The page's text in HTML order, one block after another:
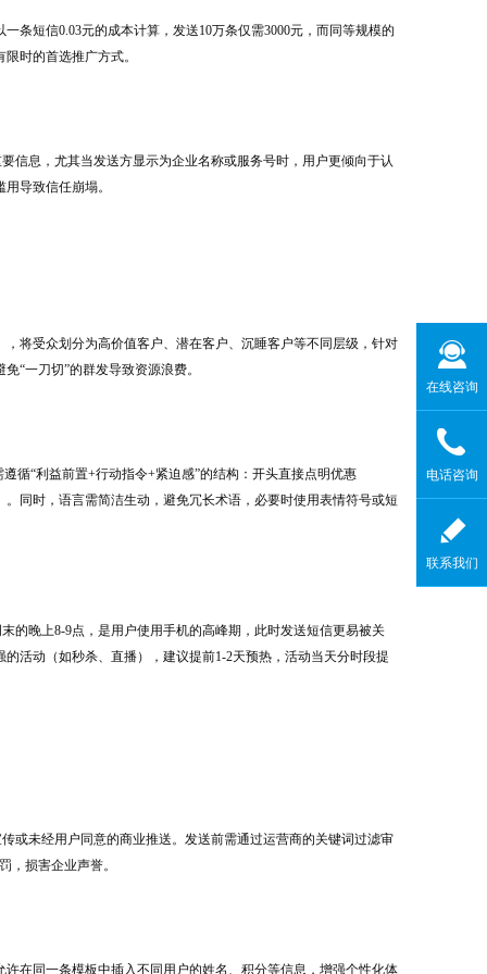
条短信0.03元的成本计算，发送10万条仅需3000元，而同等规模的
时的首选推广方式。
信息，尤其当发送方显示为企业名称或服务号时，用户更倾向于认
导致信任崩塌。
将受众划分为高价值客户、潜在客户、沉睡客户等不同层级，针对
“一刀切”的群发导致资源浪费。
循“利益前置+行动指令+紧迫感”的结构：开头直接点明优惠
。同时，语言需简洁生动，避免冗长术语，必要时使用表情符号或短
的晚上8-9点，是用户使用手机的高峰期，此时发送短信更易被关
活动（如秒杀、直播），建议提前1-2天预热，活动当天分时段提
或未经用户同意的商业推送。发送前需通过运营商的关键词过滤审
，损害企业声誉。
在同一条模板中插入不同用户的姓名、积分等信息，增强个性化体
在线咨询
电话咨询
联系我们